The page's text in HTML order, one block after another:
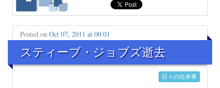
Posted on Oct 07, 2011 at 00:01
スティーブ・ジョブズ逝去
日々の出来事